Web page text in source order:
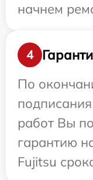
начнем
4
По
работ Вы
гарантию
Fujitsu